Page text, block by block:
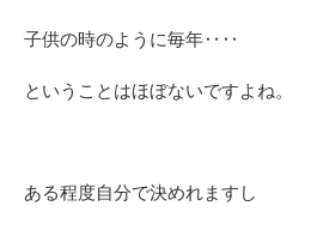
子供の時のように毎年‥‥
ということはほぼないですよね。
ある程度自分で決めれますし